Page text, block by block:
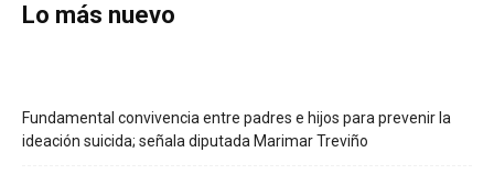
Lo más nuevo
Fundamental convivencia entre padres e hijos para prevenir la
ideación suicida; señala diputada Marimar Treviño